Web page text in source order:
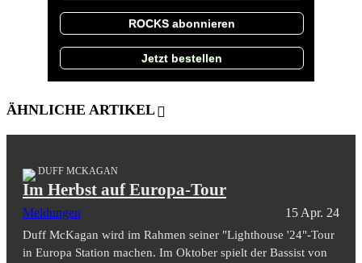
ROCKS abonnieren
Jetzt bestellen
ÄHNLICHE ARTIKEL
DUFF MCKAGAN
Im Herbst auf Europa-Tour
Meldungen 15 Apr. 24
Duff McKagan wird im Rahmen seiner "Lighthouse '24"-Tour
in Europa Station machen. Im Oktober spielt der Bassist von